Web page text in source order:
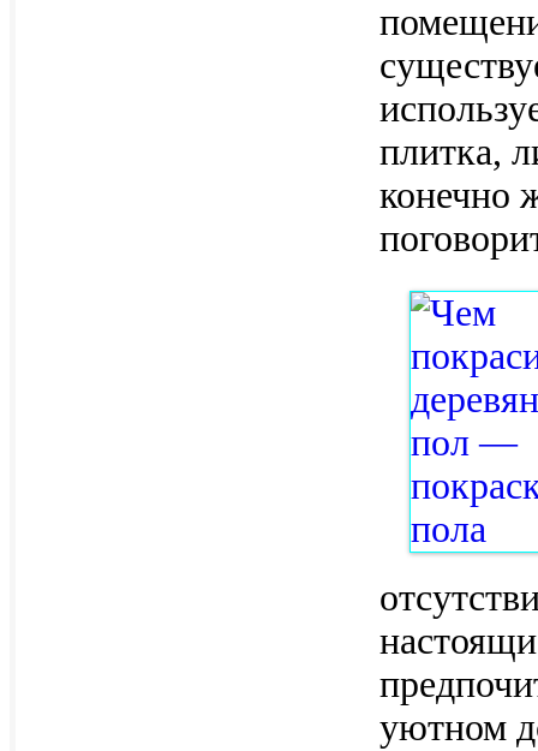
плитка,
конечно
уютном